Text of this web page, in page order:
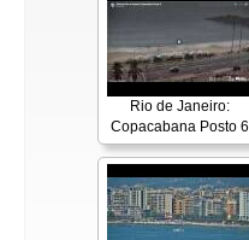
Rio de Janeiro:
Copacabana Posto 6